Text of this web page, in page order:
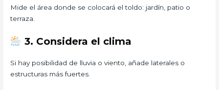
Mide el área donde se colocará el toldo: jardín, patio o
terraza.
3. Considera el clima
Si hay posibilidad de lluvia o viento, añade laterales o
estructuras más fuertes.